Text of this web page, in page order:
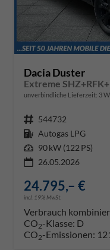
Dacia Duster
Extreme
unverbindliche Lieferzeit: 3
Fahrzeugnr. 544732
Kraftstoff Autogas LPG
Leistung 90 kW (122 PS)
26.05.2026
24.795,– €
incl. 19% MwSt.
Verbrauch
CO2-Klasse: D
CO2-Emissionen: